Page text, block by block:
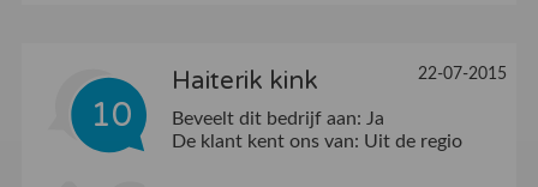
10
Haiterik kink 22-07-2015
Beveelt dit bedrijf aan: Ja
De klant kent ons van: Uit de regio